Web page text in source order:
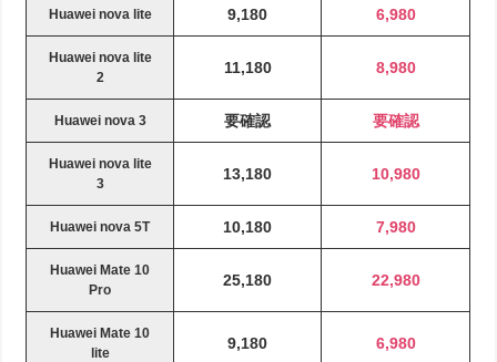
Huawei nova lite 9,180 6,980
Huawei nova lite
2
11,180 8,980
Huawei nova 3 要確認 要確認
Huawei nova lite
3
13,180 10,980
Huawei nova 5T 10,180 7,980
Huawei Mate 10
Pro
25,180 22,980
Huawei Mate 10
lite
9,180 6,980